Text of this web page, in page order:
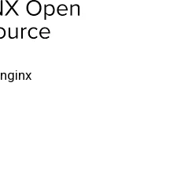
nginx